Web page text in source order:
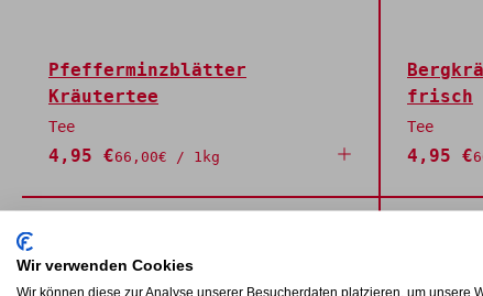
Pfefferminzblätter
Kräutertee
Tee
4,95 €66,00€ / 1kg
frisch
Tee
4,95 €
Wir verwenden Cookies
Wir können diese zur Analyse unserer Besucherdaten platzieren, um unsere